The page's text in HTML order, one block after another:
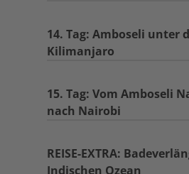
14. Tag: Amboseli unter
Kilimanjaro
15. Tag: Vom Amboseli
nach Nairobi
REISE-EXTRA:
Indischen Ozean